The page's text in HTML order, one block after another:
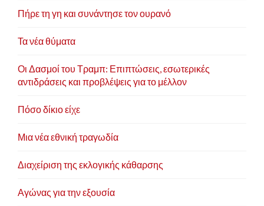
Πήρε τη γη και συνάντησε τον ουρανό
Τα νέα θύματα
Οι Δασμοί του Τραμπ: Επιπτώσεις, εσωτερικές
αντιδράσεις και προβλέψεις για το μέλλον
Πόσο δίκιο είχε
Μια νέα εθνική τραγωδία
Διαχείριση της εκλογικής κάθαρσης
Αγώνας για την εξουσία